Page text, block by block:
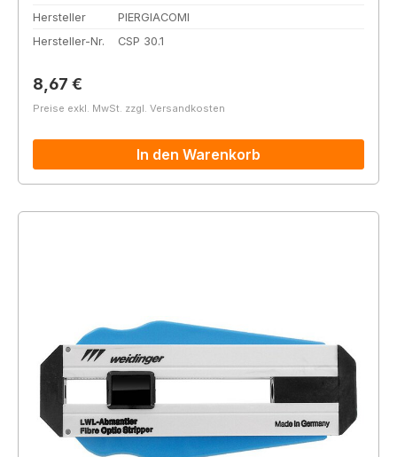
Hersteller
PIERGIACOMI
Hersteller-Nr.
CSP 30.1
Regulärer Preis:
8,67 €
Preise exkl. MwSt. zzgl. Versandkosten
In den Warenkorb